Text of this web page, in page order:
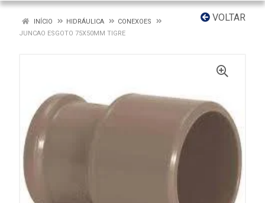
VOLTAR
INÍCIO HIDRÁULICA
CONEXOES
JUNCAO ESGOTO 75X50MM TIGRE